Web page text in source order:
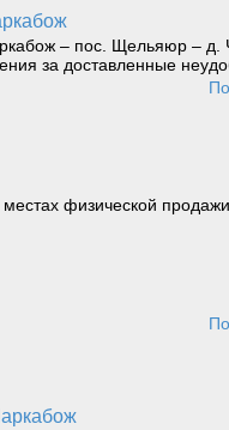
– пос. Щельяюр – д.
за доставленные
физической